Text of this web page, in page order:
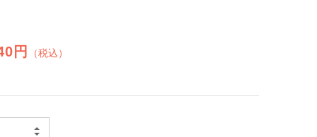
円 （税込）